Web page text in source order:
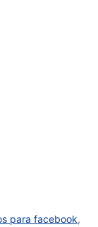
para facebook,